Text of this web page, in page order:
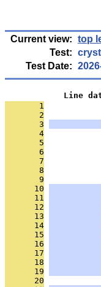
Current view: top
Test:
Test Date:
Line
       1
       2
       3
       4
       5
       6
       7
       8
       9
      10
      11
      12
      13
      14
      15
      16
      17
      18
      19
      20